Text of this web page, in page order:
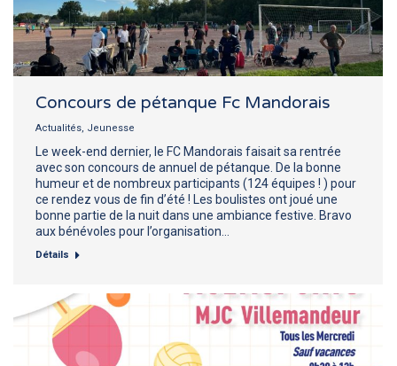
Concours de pétanque Fc Mandorais
Actualités, Jeunesse
Le week-end dernier, le FC Mandorais faisait sa rentrée
avec son concours de annuel de pétanque. De la bonne
humeur et de nombreux participants (124 équipes ! ) pour
ce rendez vous de fin d’été ! Les boulistes ont joué une
bonne partie de la nuit dans une ambiance festive. Bravo
aux bénévoles pour l’organisation…
Détails